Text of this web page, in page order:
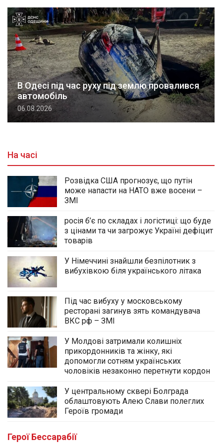
В Одесі під час руху під землю провалився
автомобіль
06.08.2026
На часі
Розвідка США прогнозує, що путін
може напасти на НАТО вже восени –
ЗМІ
росія б’є по складах і логістиці: що буде
з цінами та чи загрожує Україні дефіцит
товарів
У Німеччині знайшли безпілотник з
вибухівкою біля українського літака
Під час вибуху у московському
ресторані загинув зять командувача
ВКС рф – ЗМІ
У Молдові затримали колишніх
прикордонників та жінку, які
допомогли сотням українських
чоловіків незаконно перетнути кордон
У центральному сквері Болграда
облаштовують Алею Слави полеглих
Героїв громади
Герої Бессарабії